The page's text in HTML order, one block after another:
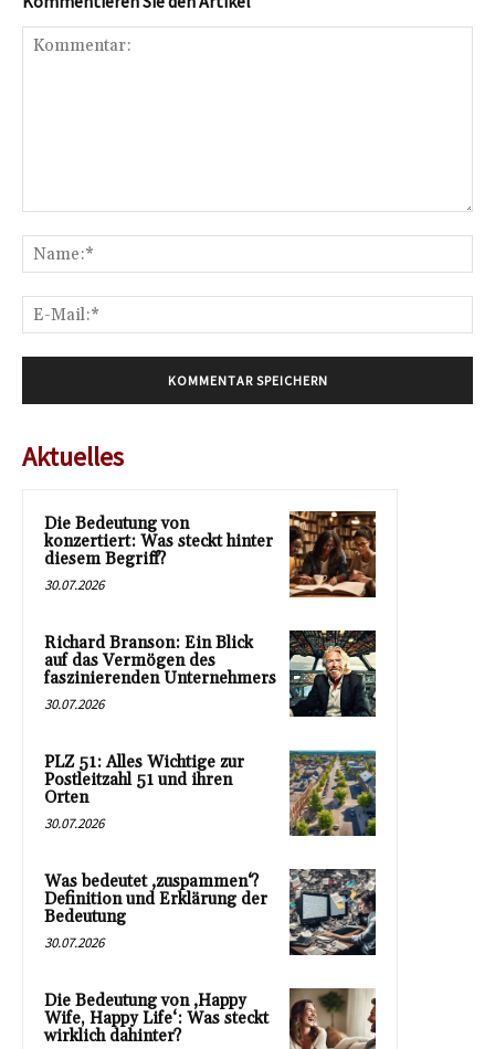
Aktuelles
Die Bedeutung von
konzertiert: Was steckt hinter
diesem Begriff?
30.07.2026
Richard Branson: Ein Blick
auf das Vermögen des
faszinierenden Unternehmers
30.07.2026
PLZ 51: Alles Wichtige zur
Postleitzahl 51 und ihren
Orten
30.07.2026
Was bedeutet ‚zuspammen‘?
Definition und Erklärung der
Bedeutung
30.07.2026
Die Bedeutung von ‚Happy
Wife, Happy Life‘: Was steckt
wirklich dahinter?